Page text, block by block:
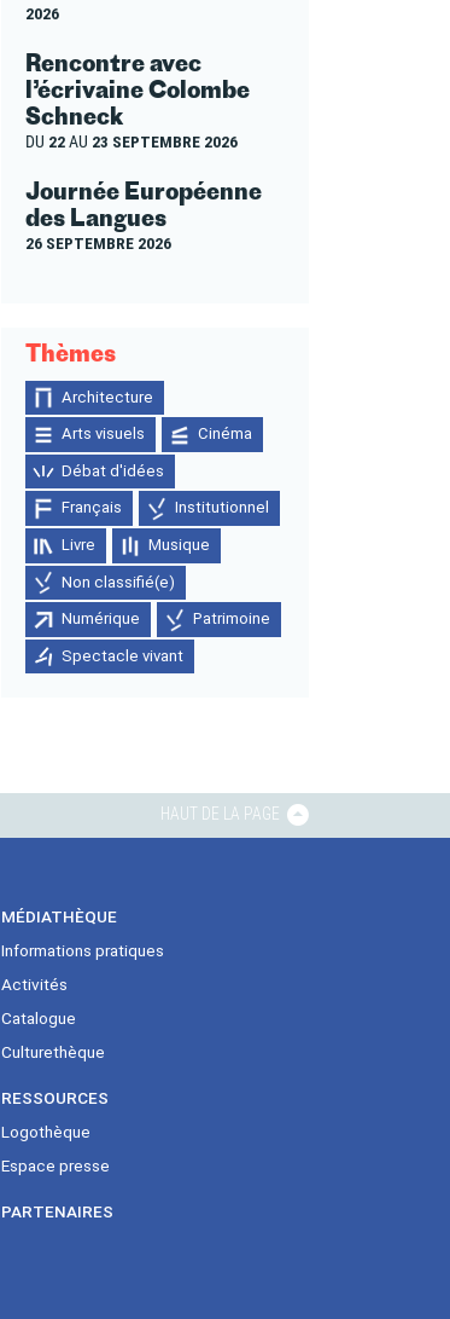
2026
Rencontre avec
l’écrivaine Colombe
Schneck
DU 22AU 23 SEPTEMBRE 2026
Journée Européenne
des Langues
26 SEPTEMBRE 2026
Thèmes
Architecture
Arts visuels Cinéma
Débat d'idées
Français Institutionnel
Livre Musique
Non classifié(e)
Numérique Patrimoine
Spectacle vivant
HAUT DE LA PAGE
MÉDIATHÈQUE
Informations pratiques
Activités
Catalogue
Culturethèque
RESSOURCES
Logothèque
Espace presse
PARTENAIRES